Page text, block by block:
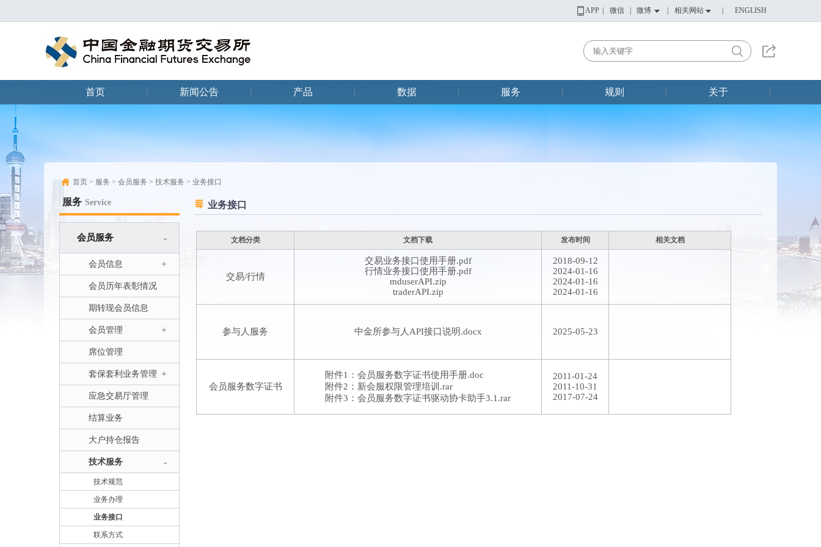
APP 微信 微博 相关网站 ENGLISH
首页 新闻公告 产品 数据 服务 规则 关于
首页 > 服务 > 会员服务 > 技术服务 > 业务接口
服务 Service
会员服务 -
会员信息 +
会员历年表彰情况
期转现会员信息
会员管理 +
席位管理
套保套利业务管理 +
应急交易厅管理
结算业务
大户持仓报告
技术服务 -
技术规范
业务办理
业务接口
联系方式
业务接口
文档分类 文档下载 发布时间 相关文档
交易/行情
交易业务接口使用手册.pdf
行情业务接口使用手册.pdf
mduserAPI.zip
traderAPI.zip
2018-09-12
2024-01-16
2024-01-16
2024-01-16
参与人服务 中金所参与人API接口说明.docx 2025-05-23
会员服务数字证书
附件1：会员服务数字证书使用手册.doc
附件2：新会服权限管理培训.rar
附件3：会员服务数字证书驱动协卡助手3.1.rar
2011-01-24
2011-10-31
2017-07-24